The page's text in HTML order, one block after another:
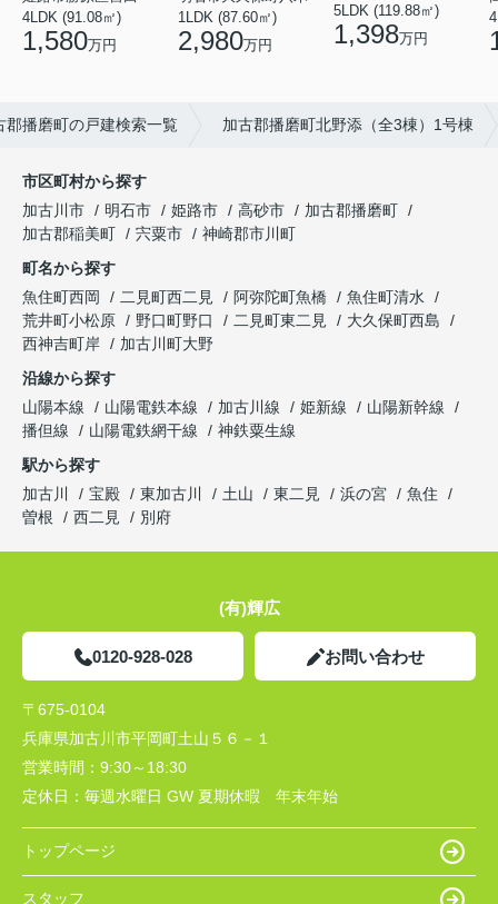
4LDK (91.08㎡)
1,580万円
1LDK (87.60㎡)
2,980万円
5LDK (119.88㎡)
1,398万円
郡播磨町の戸建検索一覧 加古郡播磨町北野添（全3棟）1号棟
市区町村から探す
加古川市
明石市 姫路市 高砂市
加古郡播磨町
加古郡稲美町
宍粟市
神崎郡市川町
町名から探す
魚住町西岡
二見町西二見 阿弥陀町魚橋
魚住町清水
荒井町小松原
野口町野口 二見町東二見
大久保町西島
西神吉町岸
加古川町大野
沿線から探す
山陽本線
山陽電鉄本線 加古川線 姫新線
山陽新幹線
播但線
山陽電鉄網干線
神鉄粟生線
駅から探す
加古川
宝殿 東加古川 土山 東二見 浜の宮
魚住
曽根
西二見 別府
(有)輝広
0120-928-028 お問い合わせ
〒675-0104
兵庫県加古川市平岡町土山５６－１
営業時間： 9:30～18:30
定休日： 毎週水曜日 GW 夏期休暇 年末年始
トップページ
スタッフ